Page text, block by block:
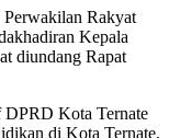
Rakyat
Kepala
diundang Rapat
DPRD Kota Ternate
di Kota Ternate,